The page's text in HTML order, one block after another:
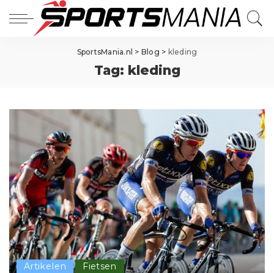
SportsMania.nl > Blog > kleding
Tag: kleding
Artikelen Fietsen